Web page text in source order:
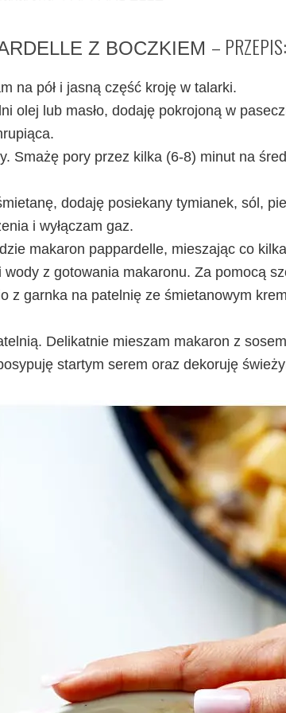
Z BOCZKIEM – PRZEPIS:
na pół i jasną część kroję w talarki.
olej lub masło, dodaję pokrojoną w
Smażę pory przez kilka (6-8) minut na
dodaję posiekany tymianek, sól,
i wyłączam gaz.
makaron pappardelle, mieszając co
wody z gotowania makaronu. Za pomocą
z garnka na patelnię ze śmietanowym
Delikatnie mieszam makaron z
startym serem oraz dekoruję